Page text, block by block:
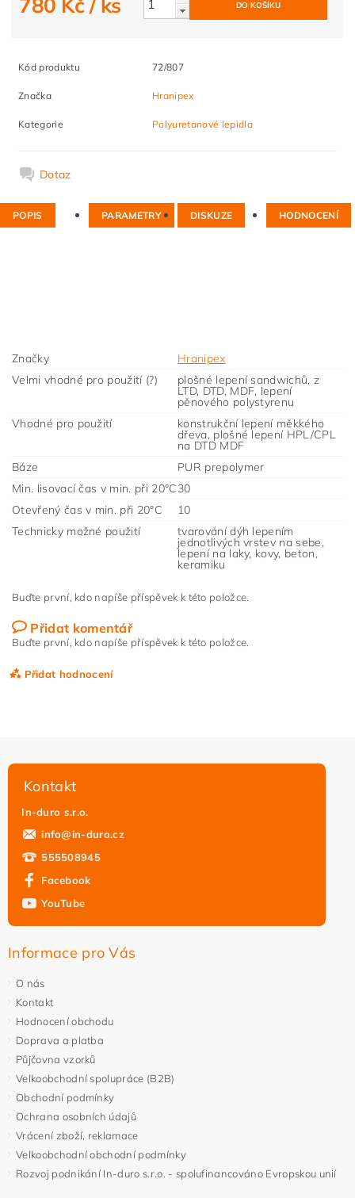
Kód produktu 72/807
Značka Hranipex
Kategorie Polyuretanové lepidla
Dotaz
POPIS PARAMETRY DISKUZE HODNOCENÍ
Značky
Hranipex
Velmi vhodné pro použití (?)
plošné lepení sandwichů, z
LTD, DTD, MDF, lepení
pěnového polystyrenu
Vhodné pro použití
konstrukční lepení měkkého
dřeva, plošné lepení HPL/CPL
na DTD MDF
Báze
PUR prepolymer
Min. lisovací čas v min. při 20°C30
Otevřený čas v min. při 20°C
10
Technicky možné použití
tvarování dýh lepením
jednotlivých vrstev na sebe,
lepení na laky, kovy, beton,
keramiku
Buďte první, kdo napíše příspěvek k této položce.
Přidat komentář
Buďte první, kdo napíše příspěvek k této položce.
Přidat hodnocení
osobních údajů
Kontakt
In-duro s.r.o.
info@in-duro.cz
555508945
Facebook
YouTube
Informace pro Vás
O nás
Kontakt
Hodnocení obchodu
Doprava a platba
Půjčovna vzorků
Velkoobchodní spolupráce (B2B)
Obchodní podmínky
Ochrana osobních údajů
Vrácení zboží, reklamace
Velkoobchodní obchodní podmínky
Rozvoj podnikání In-duro s.r.o. - spolufinancováno Evropskou unií